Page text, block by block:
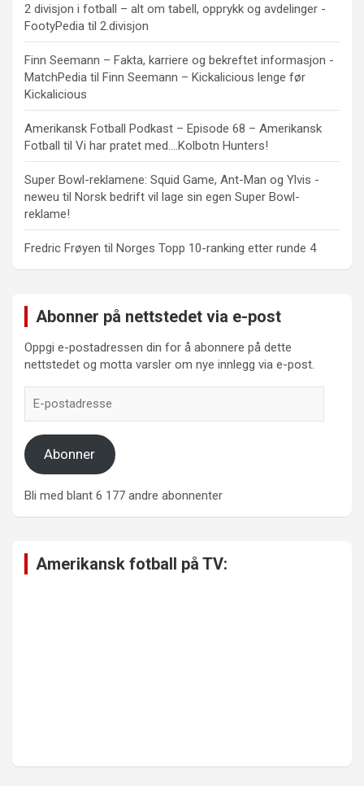
2 divisjon i fotball – alt om tabell, opprykk og avdelinger -
FootyPedia til 2.divisjon
Finn Seemann – Fakta, karriere og bekreftet informasjon -
MatchPedia til Finn Seemann – Kickalicious lenge før
Kickalicious
Amerikansk Fotball Podkast – Episode 68 – Amerikansk
Fotball til Vi har pratet med….Kolbotn Hunters!
Super Bowl-reklamene: Squid Game, Ant-Man og Ylvis -
neweu til Norsk bedrift vil lage sin egen Super Bowl-
reklame!
Fredric Frøyen til Norges Topp 10-ranking etter runde 4
Abonner på nettstedet via e-post
Oppgi e-postadressen din for å abonnere på dette
nettstedet og motta varsler om nye innlegg via e-post.
postadresse
Abonner
Bli med blant 6 177 andre abonnenter
Amerikansk fotball på TV: